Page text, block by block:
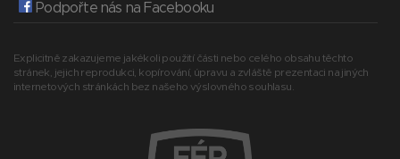
Podpořte nás na Facebooku
Explicitně zakazujeme jakékoli použití části nebo celého obsahu těchto
stránek, jejich reprodukci, kopírování, úpravu a zvláště prezentaci na jiných
internetových stránkách bez našeho výslovného souhlasu.